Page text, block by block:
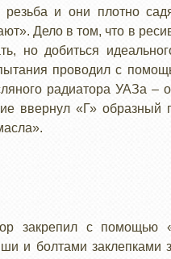
и они плотно
Дело в том, что в
но добиться
проводил с
радиатора УАЗа
ввернул «Г» образный
закрепил с помощью
и болтами заклепками